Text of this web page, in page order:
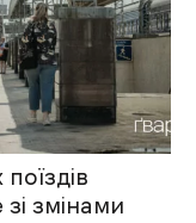
змінами